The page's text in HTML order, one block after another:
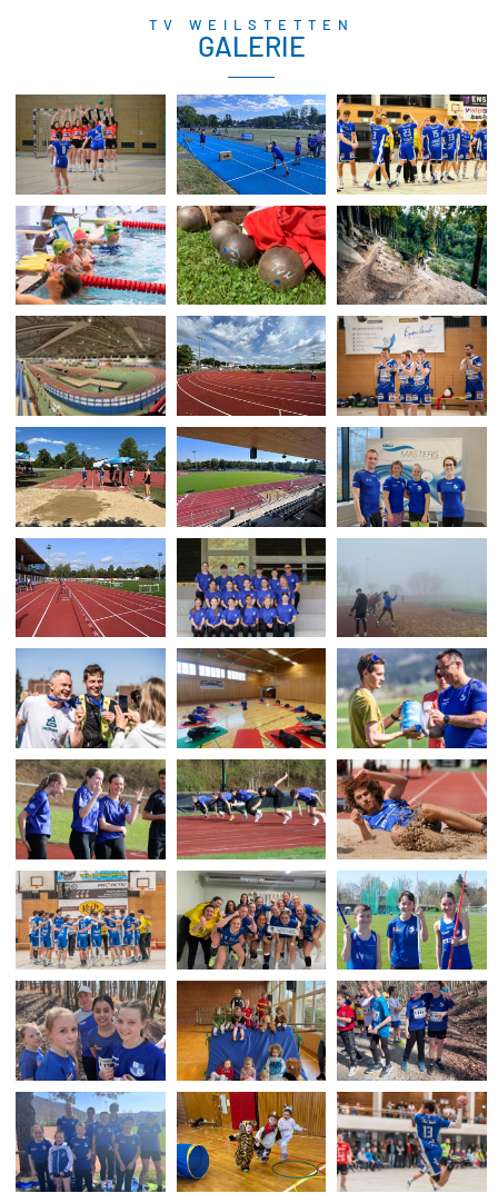
TV WEILSTETTEN
GALERIE